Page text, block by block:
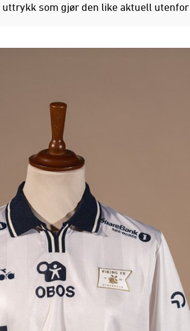
som gjør den like aktuell utenfor